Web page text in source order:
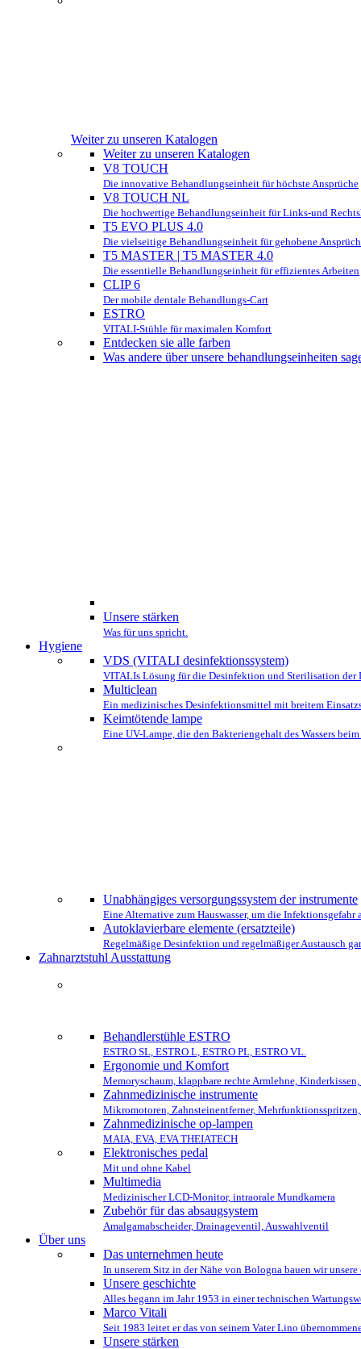
Weiter zu unseren Katalogen
Weiter zu unseren Katalogen
V8 TOUCH
Die innovative Behandlungseinheit für höchste Ansprüche
V8 TOUCH NL
Die hochwertige Behandlungseinheit für Links-und
T5 EVO PLUS 4.0
Die vielseitige Behandlungseinheit für gehobene
T5 MASTER | T5 MASTER 4.0
Die essentielle Behandlungseinheit für effizientes Arbeiten
CLIP 6
Der mobile dentale Behandlungs-Cart
ESTRO
VITALI-Stühle für maximalen Komfort
Entdecken sie alle farben
Was andere über unsere behandlungseinheiten
Unsere stärken
Was für uns spricht.
Hygiene
VDS (VITALI desinfektionssystem)
VITALIs Lösung für die Desinfektion und Sterilisation der
Multiclean
Ein medizinisches Desinfektionsmittel mit breitem
Keimtötende lampe
Eine UV-Lampe, die den Bakteriengehalt des Wassers
Unabhängiges versorgungssystem der instrumente
Eine Alternative zum Hauswasser, um die
Autoklavierbare elemente (ersatzteile)
Regelmäßige Desinfektion und regelmäßiger Austausch
Zahnarztstuhl Ausstattung
Behandlerstühle ESTRO
ESTRO SL, ESTRO L, ESTRO PL, ESTRO VL.
Ergonomie und Komfort
Memoryschaum, klappbare rechte Armlehne,
Zahnmedizinische instrumente
Mikromotoren, Zahnsteinentferner,
Zahnmedizinische op-lampen
MAIA, EVA, EVA THEIATECH
Elektronisches pedal
Mit und ohne Kabel
Multimedia
Medizinischer LCD-Monitor, intraorale Mundkamera
Zubehör für das absaugsystem
Amalgamabscheider, Drainageventil, Auswahlventil
Über uns
Das unternehmen heute
In unserem Sitz in der Nähe von Bologna bauen wir
Unsere geschichte
Alles begann im Jahr 1953 in einer technischen
Marco Vitali
Seit 1983 leitet er das von seinem Vater Lino
Unsere stärken